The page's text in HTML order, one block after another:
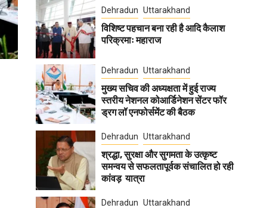
Dehradun Uttarakhand
विशिष्ट पहचान बना रही है आदि कैलाश
परिक्रमाः महाराज
Dehradun Uttarakhand
मुख्य सचिव की अध्यक्षता में हुई राज्य
स्तरीय नेशनल कोआर्डिनेशन सेंटर फॉर
ड्रग लॉ एनफोर्समेंट की बैठक
Dehradun Uttarakhand
श्रद्धा, सुरक्षा और सुगमता के उत्कृष्ट
समन्वय से सफलतापूर्वक संचालित हो रही
कांवड़ यात्रा
Dehradun Uttarakhand